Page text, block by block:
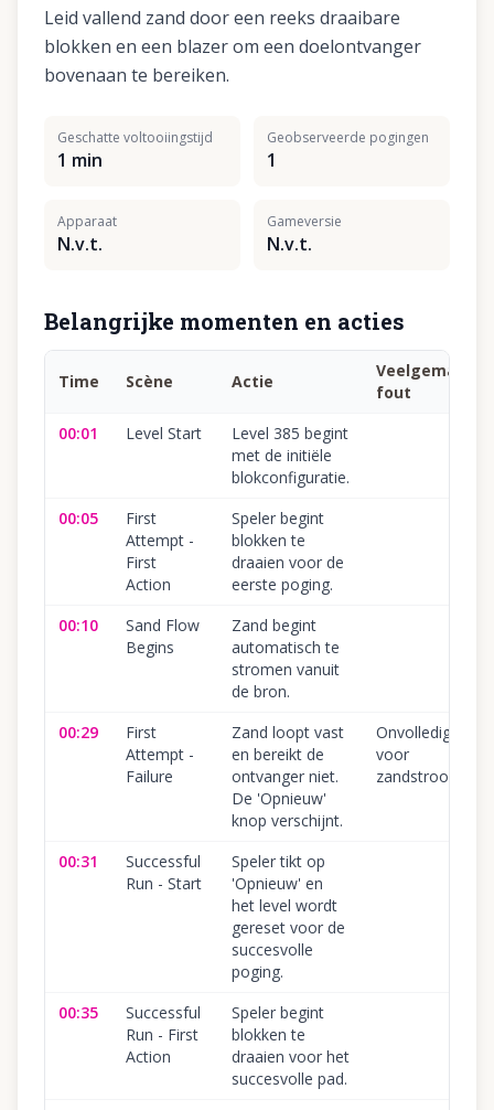
Leid vallend zand door een reeks draaibare
blokken en een blazer om een doelontvanger
bovenaan te bereiken.
Geschatte voltooiingstijd
1 min
Geobserveerde pogingen
1
Apparaat
N.v.t.
Gameversie
N.v.t.
Belangrijke momenten en acties
Time Scène Actie
Veelgemaakte
fout
00:01
Level Start
Level 385 begint
met de initiële
blokconfiguratie.
00:05
First
Attempt -
First
Action
Speler begint
blokken te
draaien voor de
eerste poging.
00:10
Sand Flow
Begins
Zand begint
automatisch te
stromen vanuit
de bron.
00:29
First
Attempt -
Failure
Zand loopt vast
en bereikt de
ontvanger niet.
De 'Opnieuw'
knop verschijnt.
Onvolledig pad
voor
zandstroom
00:31
Successful
Run - Start
Speler tikt op
'Opnieuw' en
het level wordt
gereset voor de
succesvolle
poging.
00:35
Successful
Run - First
Action
Speler begint
blokken te
draaien voor het
succesvolle pad.